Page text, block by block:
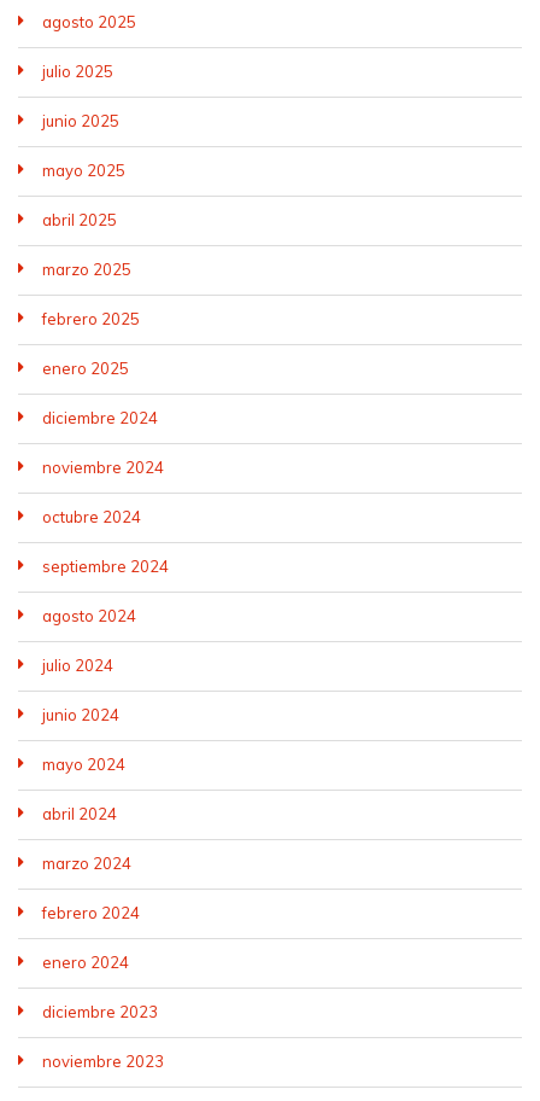
agosto 2025
julio 2025
junio 2025
mayo 2025
abril 2025
marzo 2025
febrero 2025
enero 2025
diciembre 2024
noviembre 2024
octubre 2024
septiembre 2024
agosto 2024
julio 2024
junio 2024
mayo 2024
abril 2024
marzo 2024
febrero 2024
enero 2024
diciembre 2023
noviembre 2023